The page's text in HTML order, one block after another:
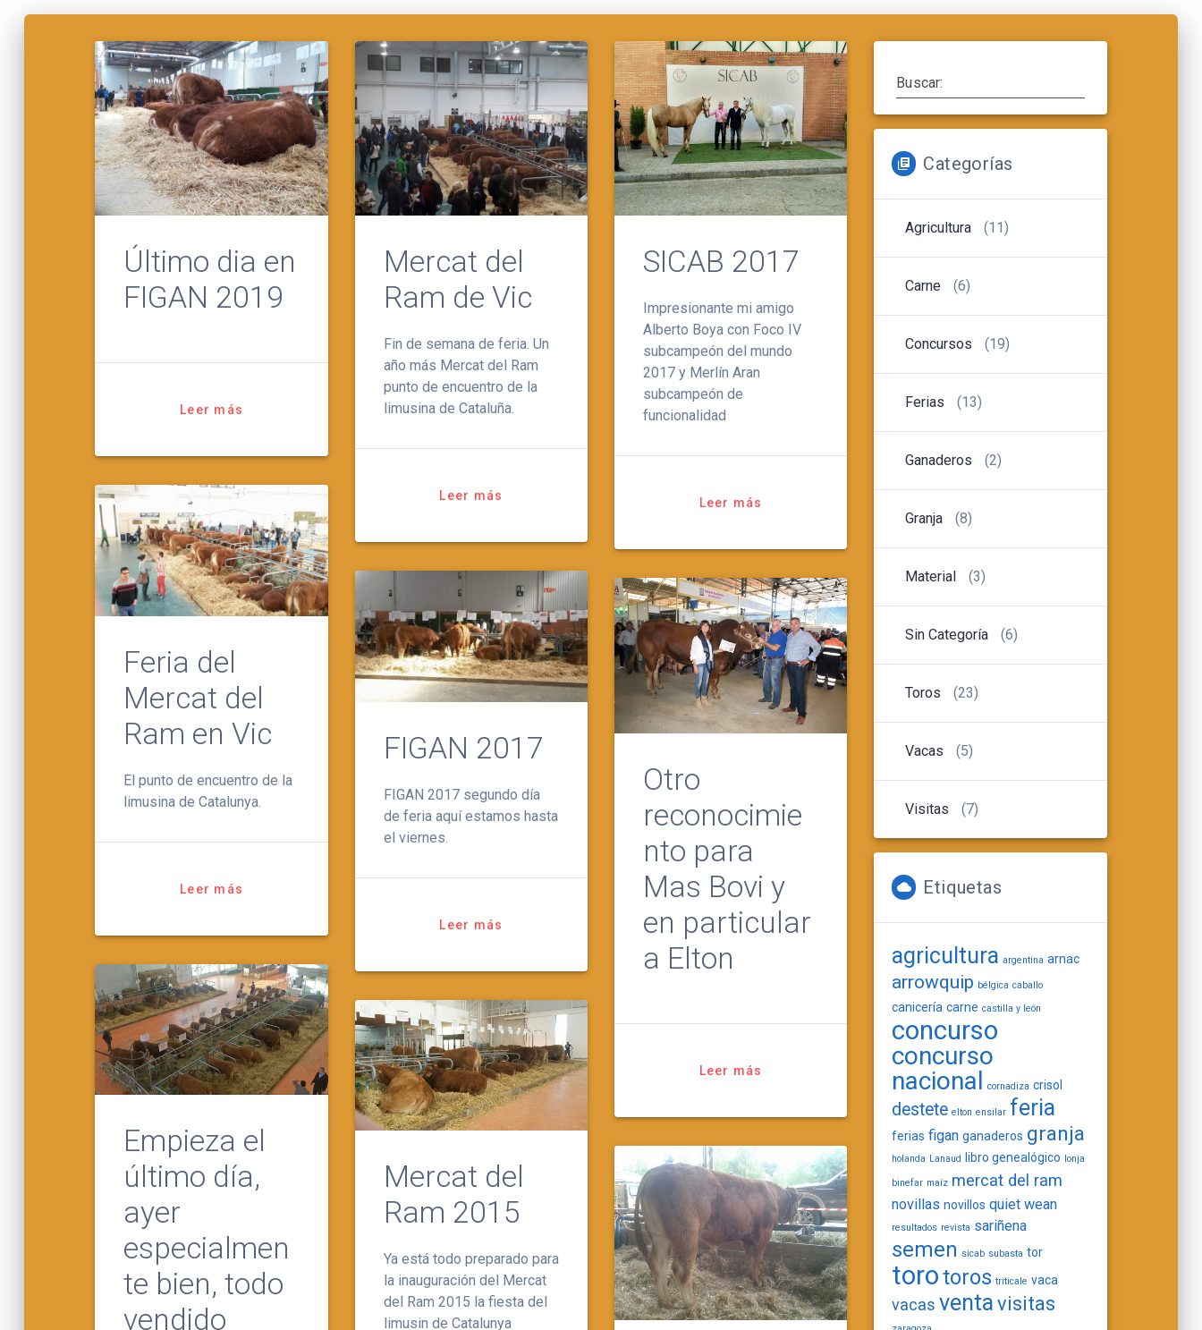
Último dia en
FIGAN 2019
Leer más
Mercat del
Ram de Vic
Fin de semana de feria. Un
año más Mercat del Ram
punto de encuentro de la
limusina de Cataluña.
Leer más
SICAB 2017
Impresionante mi amigo
Alberto Boya con Foco IV
subcampeón del mundo
2017 y Merlín Aran
subcampeón de
funcionalidad
Leer más
Feria del
Mercat del
Ram en Vic
El punto de encuentro de la
limusina de Catalunya.
Leer más
FIGAN 2017
FIGAN 2017 segundo día
de feria aquí estamos hasta
el viernes.
Leer más
Otro
reconocimie
nto para
Mas Bovi y
en particular
a Elton
Leer más
Empieza el
último día,
ayer
especialmen
te bien, todo
vendido
Mercat del
Ram 2015
Ya está todo preparado para
la inauguración del Mercat
del Ram 2015 la fiesta del
limusin de Catalunya
Buscar:
Categorías
Agricultura (11)
Carne (6)
Concursos (19)
Ferias (13)
Ganaderos (2)
Granja (8)
Material (3)
Sin Categoría (6)
Toros (23)
Vacas (5)
Visitas (7)
Etiquetas
agricultura argentina arnac
arrowquip bélgica caballo
canicería carne castilla y león
concurso
concurso
nacional cornadiza crisol
destete elton ensilar feria
ferias figan ganaderos granja
holanda Lanaud libro genealógico lonja
binefar maíz mercat del ram
novillas novillos quiet wean
resultados revista sariñena
semen sicab subasta tor
torotoros triticale vaca
vacas venta visitas